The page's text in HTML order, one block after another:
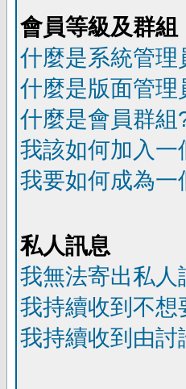
會員等級及群組
什麼是系統管理
什麼是版面管理
什麼是會員群組
我該如何加入一
我要如何成為
私人訊息
我無法寄出私人
我持續收到不想
我持續收到由